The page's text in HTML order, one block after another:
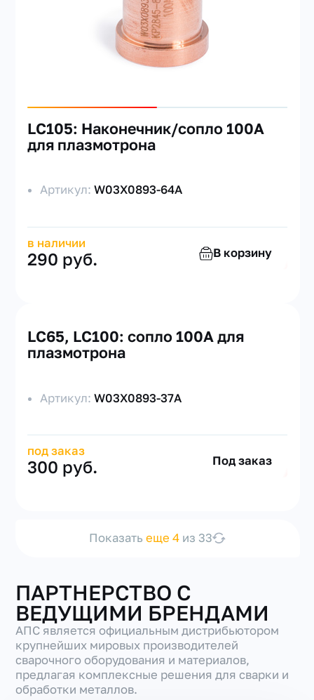
LC105: Наконечник/сопло 100А
для плазмотрона
Артикул:W03X0893-64A
в наличии
290 руб. В корзину
LC65, LC100: сопло 100А для
плазмотрона
Артикул:W03X0893-37A
под заказ
300 руб. Под заказ
Показатьеще 4 из 33
ПАРТНЕРСТВО С
ВЕДУЩИМИ БРЕНДАМИ
АПС является официальным дистрибьютором
крупнейших мировых производителей
сварочного оборудования и материалов,
предлагая комплексные решения для сварки и
обработки металлов.